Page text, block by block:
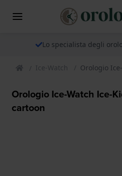
Lo specialista degli
Ice-Watch Orologio
Orologio Ice-Watch Ice-
cartoon